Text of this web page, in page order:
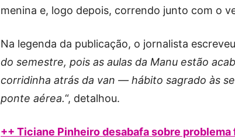
menina e, logo depois, correndo junto com o
Na legenda da publicação, o jornalista
do semestre, pois as aulas da Manu estão
corridinha atrás da van — hábito sagrado às
ponte aérea.“, detalhou.
++ Ticiane Pinheiro desabafa sobre